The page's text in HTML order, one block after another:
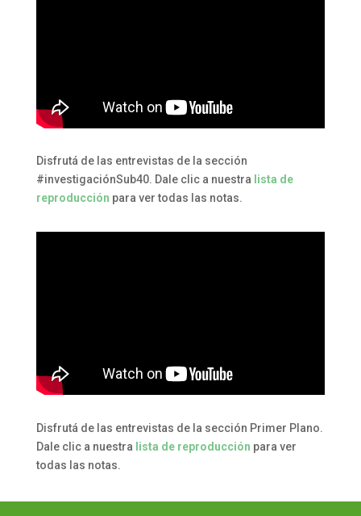
Disfrutá de las entrevistas de la sección
#investigaciónSub40. Dale clic a nuestra lista de
reproducción para ver todas las notas.
Disfrutá de las entrevistas de la sección Primer Plano.
Dale clic a nuestra lista de reproducción para ver
todas las notas.